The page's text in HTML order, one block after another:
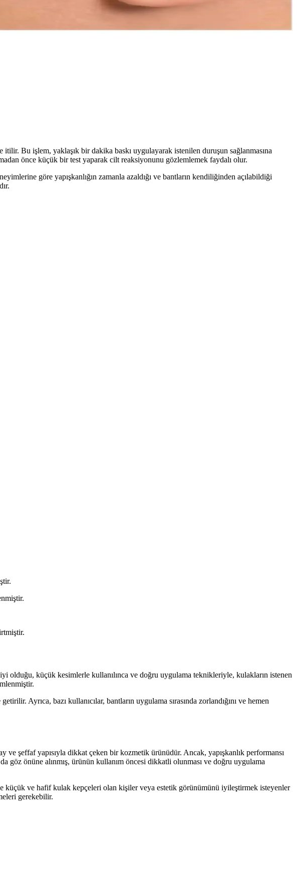
da, kulak sağlığı için kullanımı uzman görüşü gerektirir.
itilir. Bu işlem, yaklaşık bir dakika baskı uygulayarak istenilen duruşun sağlanmasına
önce küçük bir test yaparak cilt reaksiyonunu gözlemlemek faydalı olur.
göre yapışkanlığın zamanla azaldığı ve bantların kendiliğinden açılabildiği
olduğu, küçük kesimlerle kullanılınca ve doğru uygulama teknikleriyle, kulakların istenen
Ayrıca, bazı kullanıcılar, bantların uygulama sırasında zorlandığını ve hemen
ve şeffaf yapısıyla dikkat çeken bir kozmetik ürünüdür. Ancak, yapışkanlık performansı
göz önüne alınmış, ürünün kullanım öncesi dikkatli olunması ve doğru uygulama
küçük ve hafif kulak kepçeleri olan kişiler veya estetik görünümünü iyileştirmek isteyenler
gerekebilir.